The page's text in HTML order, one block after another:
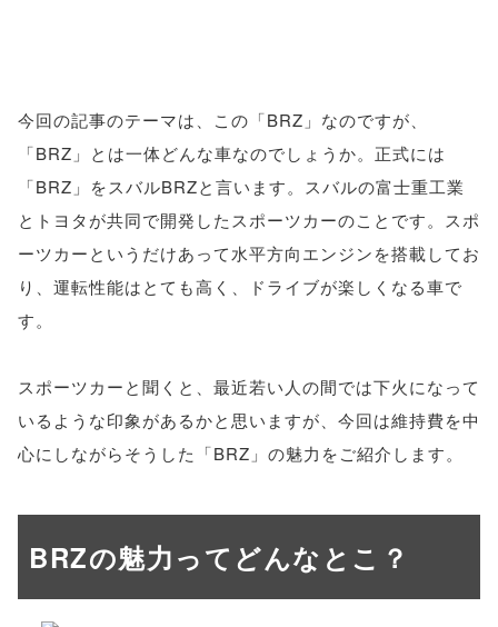
今回の記事のテーマは、この「BRZ」なのですが、
「BRZ」とは一体どんな車なのでしょうか。正式には
「BRZ」をスバルBRZと言います。スバルの富士重工業
とトヨタが共同で開発したスポーツカーのことです。スポ
ーツカーというだけあって水平方向エンジンを搭載してお
り、運転性能はとても高く、ドライブが楽しくなる車で
す。
スポーツカーと聞くと、最近若い人の間では下火になって
いるような印象があるかと思いますが、今回は維持費を中
心にしながらそうした「BRZ」の魅力をご紹介します。
BRZの魅力ってどんなとこ？